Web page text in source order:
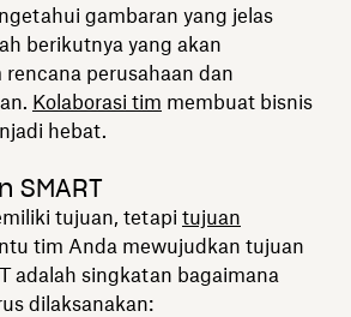
gambaran yang jelas
berikutnya yang akan
perusahaan dan
Kolaborasi tim membuat bisnis
hebat.
SMART
tujuan, tetapi tujuan
tim Anda mewujudkan tujuan
adalah singkatan bagaimana
dilaksanakan: